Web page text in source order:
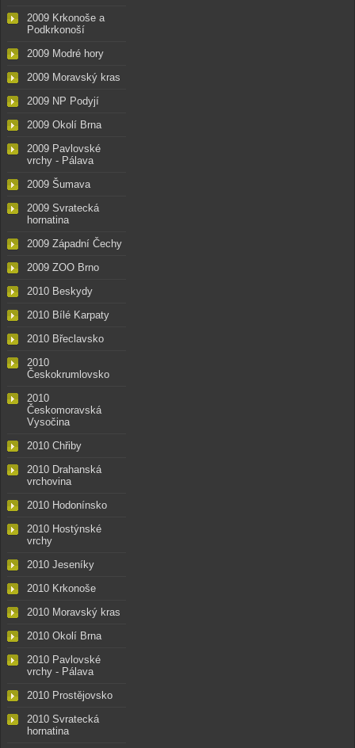
2009 Krkonoše a
Podkrkonoší
2009 Modré hory
2009 Moravský kras
2009 NP Podyjí
2009 Okolí Brna
2009 Pavlovské
vrchy - Pálava
2009 Šumava
2009 Svratecká
hornatina
2009 Západní Čechy
2009 ZOO Brno
2010 Beskydy
2010 Bílé Karpaty
2010 Břeclavsko
2010
Českokrumlovsko
2010
Českomoravská
Vysočina
2010 Chřiby
2010 Drahanská
vrchovina
2010 Hodonínsko
2010 Hostýnské
vrchy
2010 Jeseníky
2010 Krkonoše
2010 Moravský kras
2010 Okolí Brna
2010 Pavlovské
vrchy - Pálava
2010 Prostějovsko
2010 Svratecká
hornatina